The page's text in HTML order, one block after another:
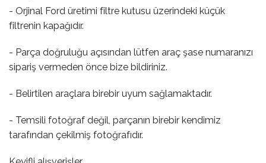
- Orjinal Ford üretimi filtre kutusu üzerindeki küçük
filtrenin kapağıdır.
- Parça doğruluğu açısından lütfen araç şase numaranızı
sipariş vermeden önce bize bildiriniz.
- Belirtilen araçlara birebir uyum sağlamaktadır.
- Temsili fotoğraf değil, parçanın birebir kendimiz
tarafından çekilmiş fotoğrafıdır.